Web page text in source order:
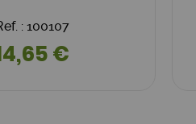
: 100107
€